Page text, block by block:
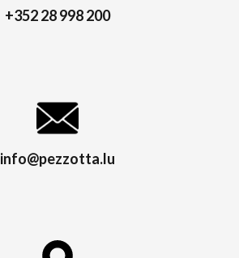
+352 28 998 200
info@pezzotta.lu